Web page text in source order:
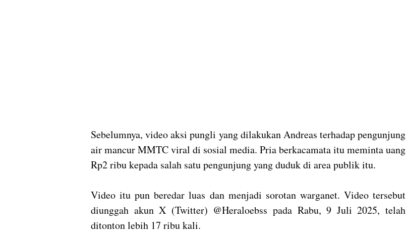
Sebelumnya, video aksi pungli yang dilakukan Andreas terhadap pengunjung
air mancur MMTC viral di sosial media. Pria berkacamata itu meminta uang
Rp2 ribu kepada salah satu pengunjung yang duduk di area publik itu.
Video itu pun beredar luas dan menjadi sorotan warganet. Video tersebut
diunggah akun X (Twitter) @Heraloebss pada Rabu, 9 Juli 2025, telah
ditonton lebih 17 ribu kali.